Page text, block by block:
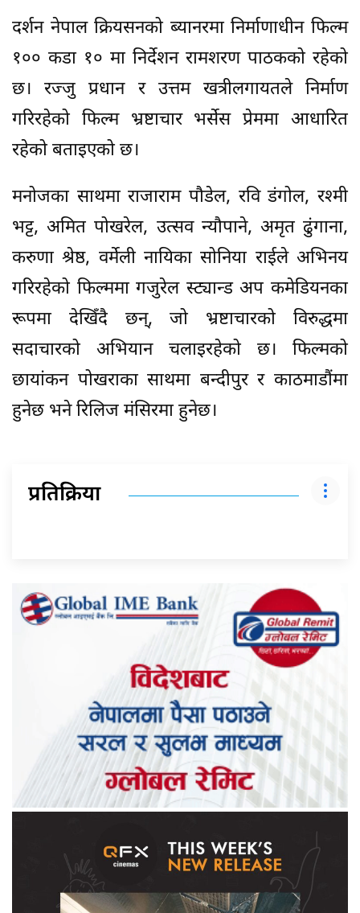
दर्शन नेपाल क्रियसनको ब्यानरमा निर्माणाधीन फिल्म
१०० कडा १० मा निर्देशन रामशरण पाठकको रहेको
छ। रज्जु प्रधान र उत्तम खत्रीलगायतले निर्माण
गरिरहेको फिल्म भ्रष्टाचार भर्सेस प्रेममा आधारित
रहेको बताइएको छ।
मनोजका साथमा राजाराम पौडेल, रवि डंगोल, रश्मी
भट्ट, अमित पोखरेल, उत्सव न्यौपाने, अमृत ढुंगाना,
करुणा श्रेष्ठ, वर्मेली नायिका सोनिया राईले अभिनय
गरिरहेको फिल्ममा गजुरेल स्ट्यान्ड अप कमेडियनका
रूपमा देखिँदै छन्, जो भ्रष्टाचारको विरुद्धमा
सदाचारको अभियान चलाइरहेको छ। फिल्मको
छायांकन पोखराका साथमा बन्दीपुर र काठमाडौंमा
हुनेछ भने रिलिज मंसिरमा हुनेछ।
प्रतिक्रिया